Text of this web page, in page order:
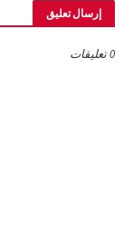
إرسال تعليق
0 تعليقات